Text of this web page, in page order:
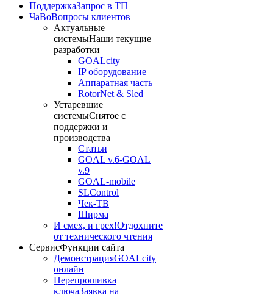
ПоддержкаЗапрос в ТП
ЧаВоВопросы клиентов
Актуальные
системыНаши текущие
разработки
GOALcity
IP оборудование
Аппаратная часть
RotorNet & Sled
Устаревшие
системыСнятое с
поддержки и
производства
Статьи
GOAL v.6-GOAL
v.9
GOAL-mobile
SLControl
Чек-ТВ
Ширма
И смех, и грех!Отдохните
от технического чтения
СервисФункции сайта
ДемонстрацияGOALcity
онлайн
Перепрошивка
ключаЗаявка на